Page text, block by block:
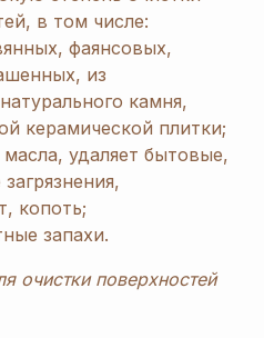
в том числе:
фаянсовых,
из
камня,
керамической плитки;
удаляет бытовые,
копоть;
запахи.
очистки поверхностей